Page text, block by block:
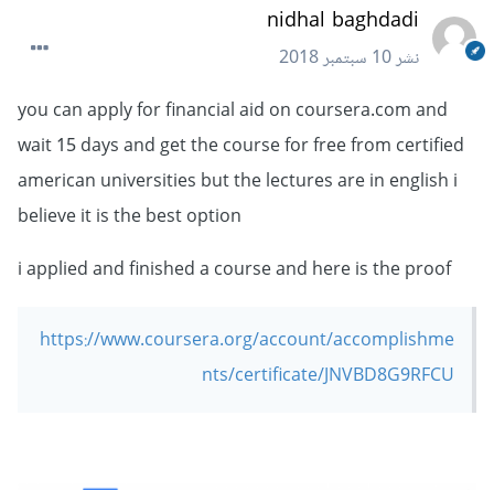
nidhal baghdadi
نشر10 سبتمبر 2018
you can apply for financial aid on coursera.com and
wait 15 days and get the course for free from certified
american universities but the lectures are in english i
believe it is the best option
i applied and finished a course and here is the proof
https://www.coursera.org/account/accomplishme
nts/certificate/JNVBD8G9RFCU